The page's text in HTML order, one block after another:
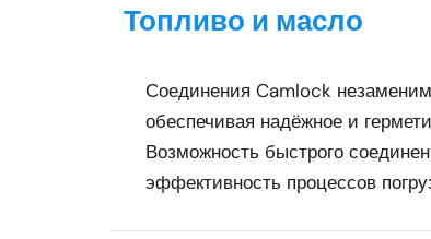
Топливо и масло
Соединения Camlock
обеспечивая надёжное и
Возможность быстрого
эффективность процессов